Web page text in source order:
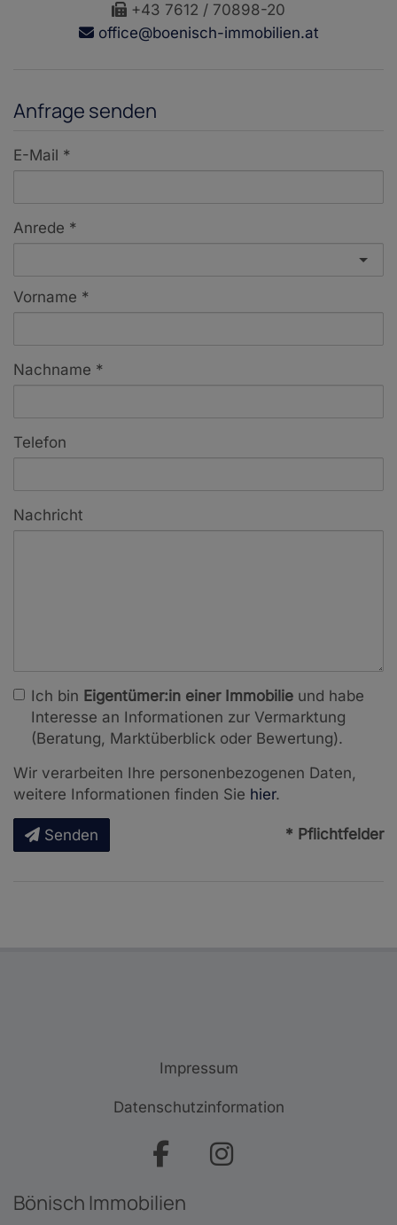
+43 7612 / 70898-20
office@boenisch-immobilien.at
Anfrage senden
E-Mail
Anrede
Vorname
Nachname
Telefon
Nachricht
Ich bin Eigentümer:in einer Immobilie und habe
Interesse an Informationen zur Vermarktung
(Beratung, Marktüberblick oder Bewertung).
Wir verarbeiten Ihre personenbezogenen Daten,
weitere Informationen finden Sie hier.
Senden * Pflichtfelder
Impressum
Datenschutzinformation
Bönisch Immobilien